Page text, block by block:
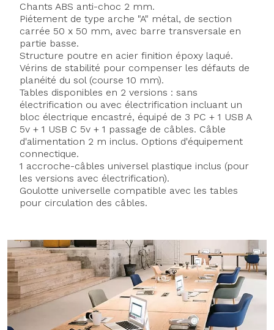
Chants ABS anti-choc 2 mm.
Piétement de type arche "A" métal, de section
carrée 50 x 50 mm, avec barre transversale en
partie basse.
Structure poutre en acier finition époxy laqué.
Vérins de stabilité pour compenser les défauts de
planéité du sol (course 10 mm).
Tables disponibles en 2 versions : sans
électrification ou avec électrification incluant un
bloc électrique encastré, équipé de 3 PC + 1 USB A
5v + 1 USB C 5v + 1 passage de câbles. Câble
d'alimentation 2 m inclus. Options d'équipement
connectique.
1 accroche-câbles universel plastique inclus (pour
les versions avec électrification).
Goulotte universelle compatible avec les tables
pour circulation des câbles.